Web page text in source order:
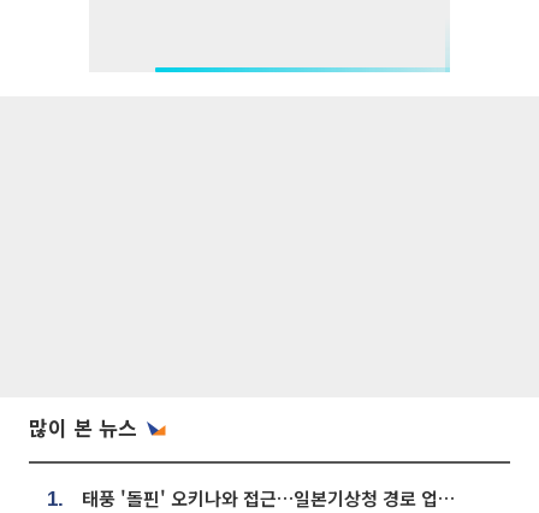
많이 본 뉴스
1. 태풍 '돌핀' 오키나와 접근…일본기상청 경로 업데이트